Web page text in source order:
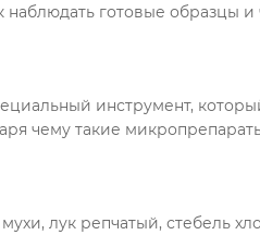
готовые образцы
инструмент,
чему такие
лук репчатый, стебель